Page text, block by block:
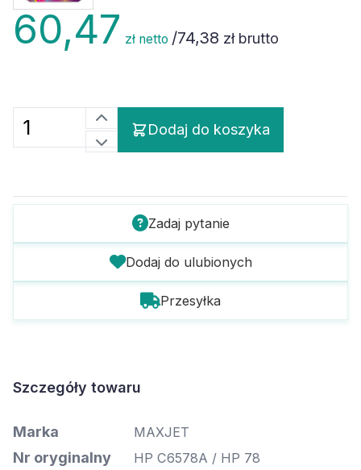
60,47 zł netto /74,38 zł brutto
Dodaj do koszyka
Zadaj pytanie
Dodaj do ulubionych
Przesyłka
Szczegóły towaru
Marka MAXJET
Nr oryginalny HP C6578A / HP 78